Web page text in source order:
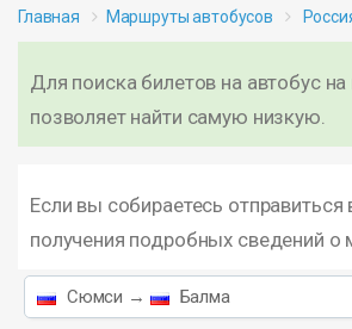
Главная Маршруты автобусов
Для поиска билетов на автобус
позволяет найти самую низкую.
Если вы собираетесь
получения подробных сведений
Сюмси → Балма